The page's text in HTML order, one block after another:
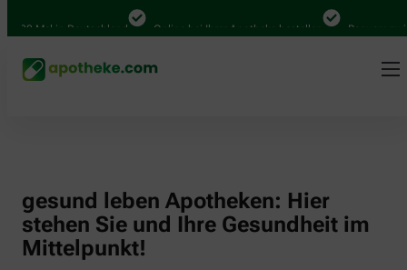
Mal in Deutschland Online bei Ihrer Apotheke bestellen Bequem
gesund leben Apotheken: Hier
stehen Sie und Ihre Gesundheit im
Mittelpunkt!